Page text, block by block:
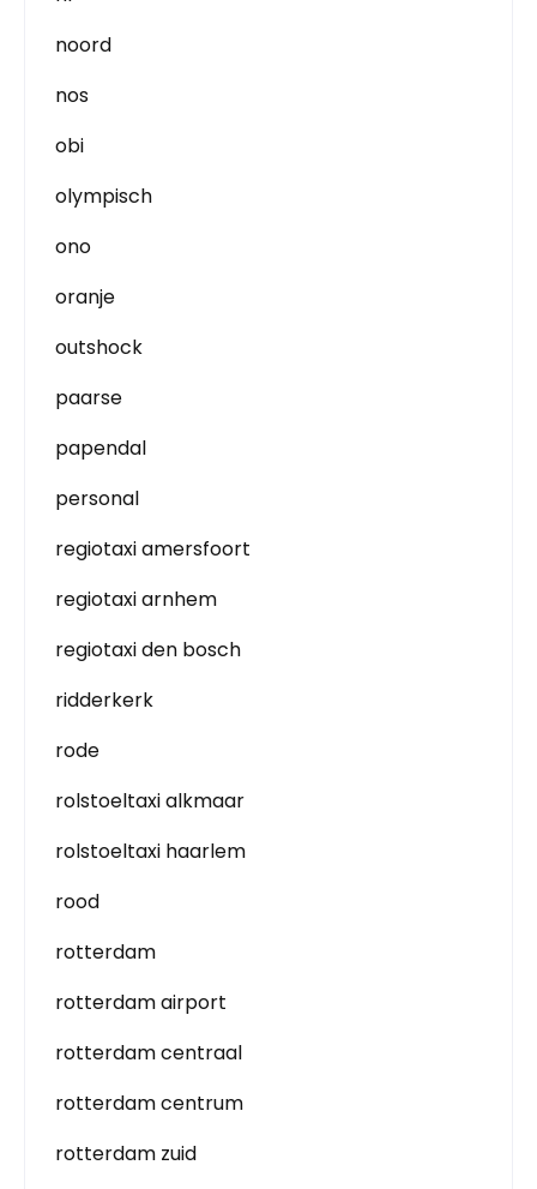
noord
nos
obi
olympisch
ono
oranje
outshock
paarse
papendal
personal
regiotaxi amersfoort
regiotaxi arnhem
regiotaxi den bosch
ridderkerk
rode
rolstoeltaxi alkmaar
rolstoeltaxi haarlem
rood
rotterdam
rotterdam airport
rotterdam centraal
rotterdam centrum
rotterdam zuid